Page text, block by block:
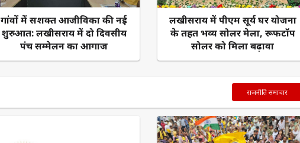
​गांवों में सशक्त आजीविका की नई
शुरुआत: लखीसराय में दो दिवसीय
पंच सम्मेलन का आगाज
लखीसराय में पीएम सूर्य घर योजना
के तहत भव्य सोलर मेला, रूफटॉप
सोलर को मिला बढ़ावा
राजनीति समाचार